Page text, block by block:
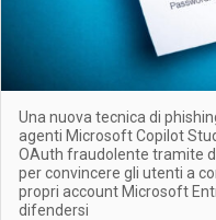
Una nuova tecnica di
agenti Microsoft Copilot
OAuth fraudolente tramite
per convincere gli utenti a
propri account Microsoft
difendersi